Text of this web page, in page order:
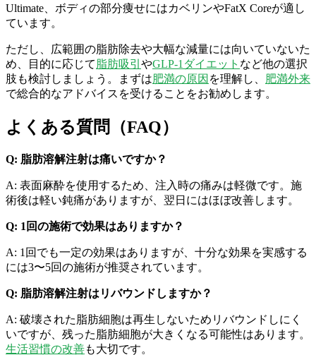
Ultimate、ボディの部分痩せにはカベリンやFatX Coreが適し
ています。
ただし、広範囲の脂肪除去や大幅な減量には向いていないた
め、目的に応じて 脂肪吸引 やGLP-1ダイエット など他の選択
肢も検討しましょう。まずは肥満の原因 を理解し、 肥満外来
で総合的なアドバイスを受けることをお勧めします。
よくある質問（FAQ）
Q: 脂肪溶解注射は痛いですか？
A: 表面麻酔を使用するため、注入時の痛みは軽微です。施
術後は軽い鈍痛がありますが、翌日にはほぼ改善します。
Q: 1回の施術で効果はありますか？
A: 1回でも一定の効果はありますが、十分な効果を実感する
には3〜5回の施術が推奨されています。
Q: 脂肪溶解注射はリバウンドしますか？
A: 破壊された脂肪細胞は再生しないためリバウンドしにく
いですが、残った脂肪細胞が大きくなる可能性はあります。
生活習慣の改善も大切です。